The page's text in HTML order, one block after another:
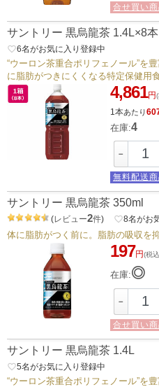
合せ買い商
サントリー 黒烏龍茶 1.4L×8本
favorite_border6名がお気に入り登録中
“ウーロン茶重合ポリフェノール”を
に脂肪がつきにくくなる特定保健用
4,861円
1本あたり
在庫:4
－
無料配送商
サントリー 黒烏龍茶 350ml
(レビュー2件) favorite_border8名がお
体に脂肪がつく前に。脂肪の吸収を
197円(税
在庫:◎
－
合せ買い商
サントリー 黒烏龍茶 1.4L
favorite_border5名がお気に入り登録中
“ウーロン茶重合ポリフェノール”を